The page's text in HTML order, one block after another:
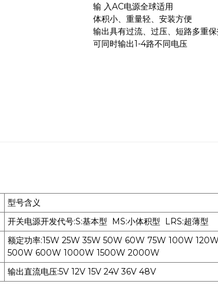
输 入AC电源全球适用
体积小、重量轻、安装方便
输出具有过流、过压、短路多重
可同时输出1-4路不同电压
型号含义
开关电源开发代号:S:基本型 MS:小体积型 LRS:超薄型
额定功率:15W 25W 35W 50W 60W 75W 100W
500W 600W 1000W 1500W 2000W
输出直流电压:5V 12V 15V 24V 36V 48V